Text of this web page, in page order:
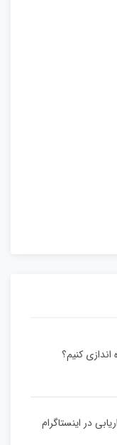
اندازی کنیم؟
در اینستاگرام